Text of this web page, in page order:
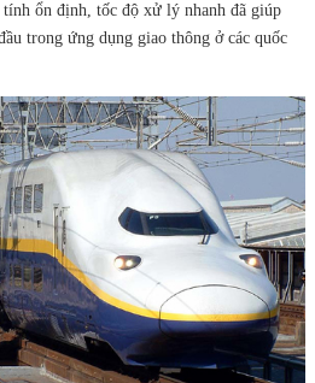
tính ổn định, tốc độ xử lý nhanh đã giúp
trong ứng dụng giao thông ở các quốc